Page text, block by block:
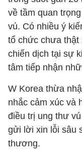
về tầm quan
vú. Có nhiều ý
tổ chức chưa
chiến dịch tại sự
tâm tiếp nhận
W Korea thừa
nhắc cảm xúc và
điều trị ung thư
gửi lời xin lỗi sâu
thương.